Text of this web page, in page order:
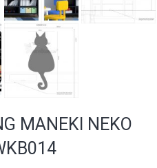
MANEKI NEKO